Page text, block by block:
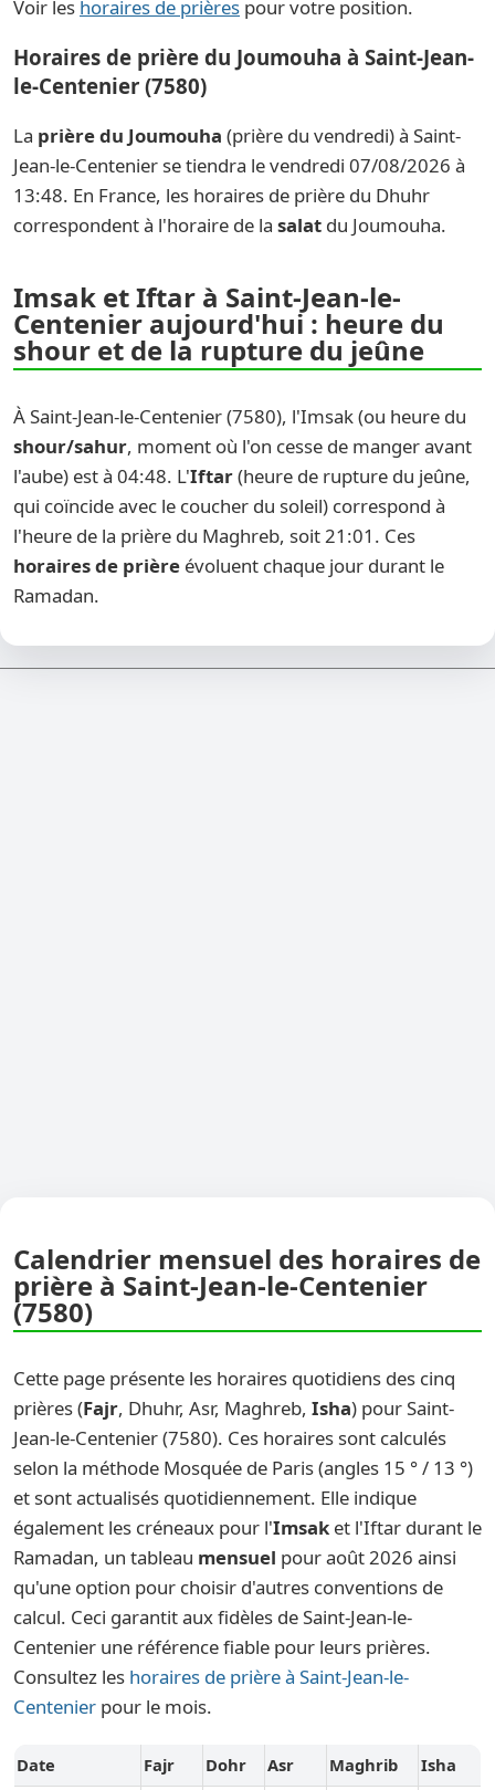
Voir les horaires de prières pour votre position.
Horaires de prière du Joumouha à Saint-Jean-
le-Centenier (7580)
La prière du Joumouha (prière du vendredi) à Saint-
Jean-le-Centenier se tiendra le vendredi 07/08/2026 à
13:48. En France, les horaires de prière du Dhuhr
correspondent à l'horaire de la salat du Joumouha.
Imsak et Iftar à Saint-Jean-le-
Centenier aujourd'hui : heure du
shour et de la rupture du jeûne
À Saint-Jean-le-Centenier (7580), l'Imsak (ou heure du
shour/sahur, moment où l'on cesse de manger avant
l'aube) est à 04:48. L'Iftar(heure de rupture du jeûne,
qui coïncide avec le coucher du soleil) correspond à
l'heure de la prière du Maghreb, soit 21:01. Ces
horaires de prière évoluent chaque jour durant le
Ramadan.
Calendrier mensuel des horaires de
prière à Saint-Jean-le-Centenier
(7580)
Cette page présente les horaires quotidiens des cinq
prières (Fajr, Dhuhr, Asr, Maghreb, Isha) pour Saint-
Jean-le-Centenier (7580). Ces horaires sont calculés
selon la méthode Mosquée de Paris (angles 15 ° / 13 °)
et sont actualisés quotidiennement. Elle indique
également les créneaux pour l'Imsak et l'Iftar durant le
Ramadan, un tableau mensuel pour août 2026 ainsi
qu'une option pour choisir d'autres conventions de
calcul. Ceci garantit aux fidèles de Saint-Jean-le-
Centenier une référence fiable pour leurs prières.
Consultez les horaires de prière à Saint-Jean-le-
Centenier pour le mois.
Date Fajr Dohr Asr Maghrib
Isha